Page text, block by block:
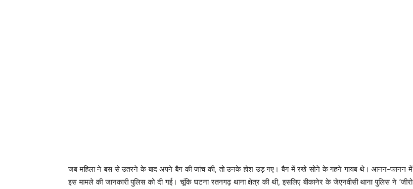
​जब महिला ने बस से उतरने के बाद अपने बैग की जांच की, तो उनके होश उड़ गए। बैग में रखे सोने के गहने गायब थे। आनन-फानन में
इस मामले की जानकारी पुलिस को दी गई। चूंकि घटना रतनगढ़ थाना क्षेत्र की थी, इसलिए बीकानेर के जेएनवीसी थाना पुलिस ने ‘जीरो